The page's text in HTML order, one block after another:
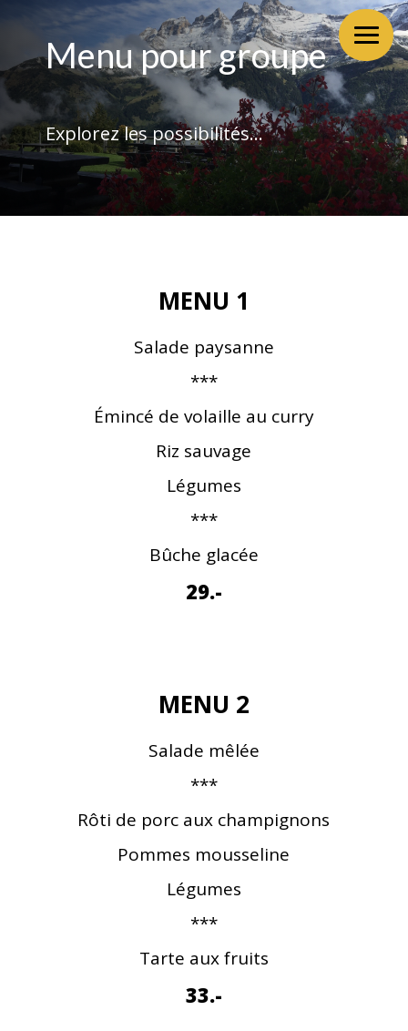
Menu pour groupe
Explorez les possibilités…
MENU 1
Salade paysanne
***
Émincé de volaille au curry
Riz sauvage
Légumes
***
Bûche glacée
29.-
MENU 2
Salade mêlée
***
Rôti de porc aux champignons
Pommes mousseline
Légumes
***
Tarte aux fruits
33.-